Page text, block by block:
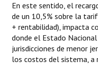
En este sentido, el
de un 10,5% sobre la
+ rentabilidad), impacta
donde el Estado
jurisdicciones de menor
los costos del sistema, a